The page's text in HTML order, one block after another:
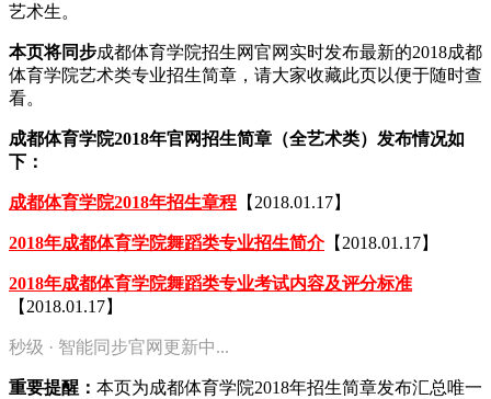
艺术生。
本页将同步成都体育学院招生网官网实时发布最新的2018成都
体育学院艺术类专业招生简章，请大家收藏此页以便于随时查
看。
成都体育学院2018年官网招生简章（全艺术类）发布情况如
下：
成都体育学院2018年招生章程 【2018.01.17】
2018年成都体育学院舞蹈类专业招生简介【2018.01.17】
2018年成都体育学院舞蹈类专业考试内容及评分标准
【2018.01.17】
秒级 · 智能同步官网更新中...
重要提醒： 本页为成都体育学院2018年招生简章发布汇总唯一